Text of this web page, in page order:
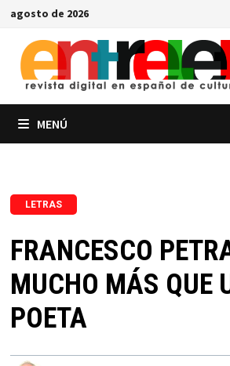
Saltar
contenido
agosto de 2026
MENÚ
LETRAS
FRANCESCO
MUCHO MÁS QUE
POETA